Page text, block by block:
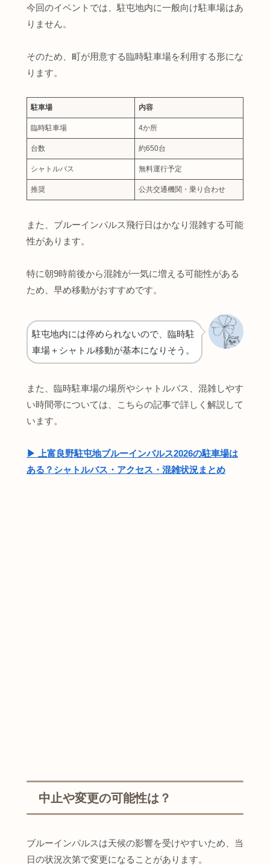
今回のイベントでは、駐屯地内に一般向け駐車場はあ
りません。
そのため、町が用意する臨時駐車場を利用する形にな
ります。
駐車場 内容
臨時駐車場 4か所
台数 約650台
シャトルバス 無料運行予定
推奨 公共交通機関・乗り合わせ
また、ブルーインパルス飛行日はかなり混雑する可能
性があります。
特に朝9時前後から混雑が一気に増える可能性がある
ため、早め移動がおすすめです。
駐屯地内には停められないので、臨時駐
車場＋シャトル移動が基本になりそう。
また、臨時駐車場の場所やシャトルバス、混雑しやす
い時間帯については、こちらの記事で詳しく解説して
います。
▶︎ 上富良野駐屯地ブルーインパルス2026の駐車場は
ある？シャトルバス・アクセス・混雑状況まとめ
中止や変更の可能性は？
ブルーインパルスは天候の影響を受けやすいため、当
日の状況次第で変更になることがあります。